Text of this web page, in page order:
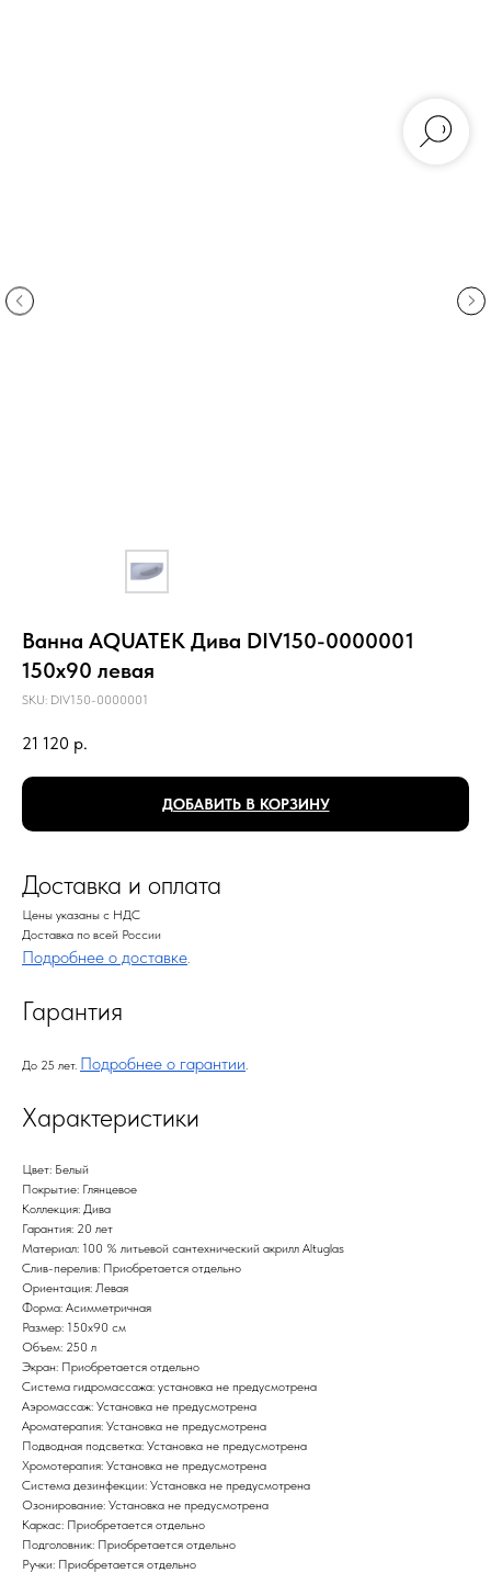
Ванна AQUATEK Дива DIV150-0000001
150х90 левая
SKU: DIV150-0000001
21 120 р.
ДОБАВИТЬ В КОРЗИНУ
Доставка и оплата
Цены указаны с НДС
Доставка по всей России
Подробнее о доставке.
Гарантия
До 25 лет. Подробнее о гарантии.
Характеристики
Цвет: Белый
Покрытие: Глянцевое
Коллекция: Дива
Гарантия: 20 лет
Материал: 100 % литьевой сантехнический акрилл Altuglas
Слив-перелив: Приобретается отдельно
Ориентация: Левая
Форма: Асимметричная
Размер: 150х90 см
Объем: 250 л
Экран: Приобретается отдельно
Система гидромассажа: установка не предусмотрена
Аэромассаж: Установка не предусмотрена
Ароматерапия: Установка не предусмотрена
Подводная подсветка: Установка не предусмотрена
Хромотерапия: Установка не предусмотрена
Система дезинфекции: Установка не предусмотрена
Озонирование: Установка не предусмотрена
Каркас: Приобретается отдельно
Подголовник: Приобретается отдельно
Ручки: Приобретается отдельно